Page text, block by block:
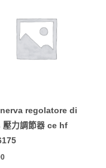
regolatore di
壓力調節器 ce hf